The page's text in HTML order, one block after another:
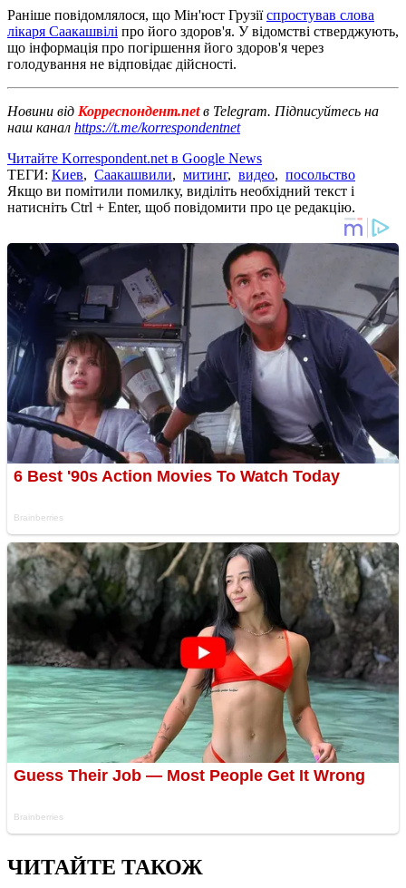
Раніше повідомлялося, що Мін'юст Грузіїспростував слова
лікаря Саакашвілі про його здоров'я. У відомстві стверджують,
що інформація про погіршення його здоров'я через
голодування не відповідає дійсності.
Новини від Корреспондент.netв Telegram. Підписуйтесь на
наш канал https://t.me/korrespondentnet
Читайте Korrespondent.net в Google News
ТЕГИ: Киев, Саакашвили, митинг, видео, посольство
Якщо ви помітили помилку, виділіть необхідний текст і
натисніть Ctrl + Enter, щоб повідомити про це редакцію.
ЧИТАЙТЕ ТАКОЖ